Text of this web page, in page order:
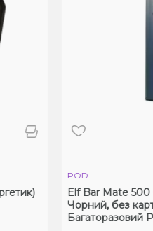
Elf Bar Mate 500 Grey
Чорний, без
Багаторазовий POD